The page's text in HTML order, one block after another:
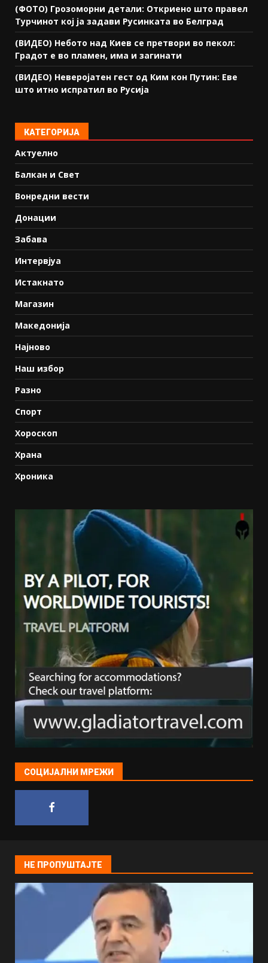
(ФОТО) Грозоморни детали: Откриено што правел
Турчинот кој ја задави Русинката во Белград
(ВИДЕО) Небото над Киев се претвори во пекол:
Градот е во пламен, има и загинати
(ВИДЕО) Неверојатен гест од Ким кон Путин: Еве
што итно испратил во Русија
КАТЕГОРИЈА
Актуелно
Балкан и Свет
Вонредни вести
Донации
Забава
Интервјуа
Истакнато
Магазин
Македонија
Најново
Наш избор
Разно
Спорт
Хороскоп
Храна
Хроника
СОЦИЈАЛНИ МРЕЖИ
НЕ ПРОПУШТАЈТЕ